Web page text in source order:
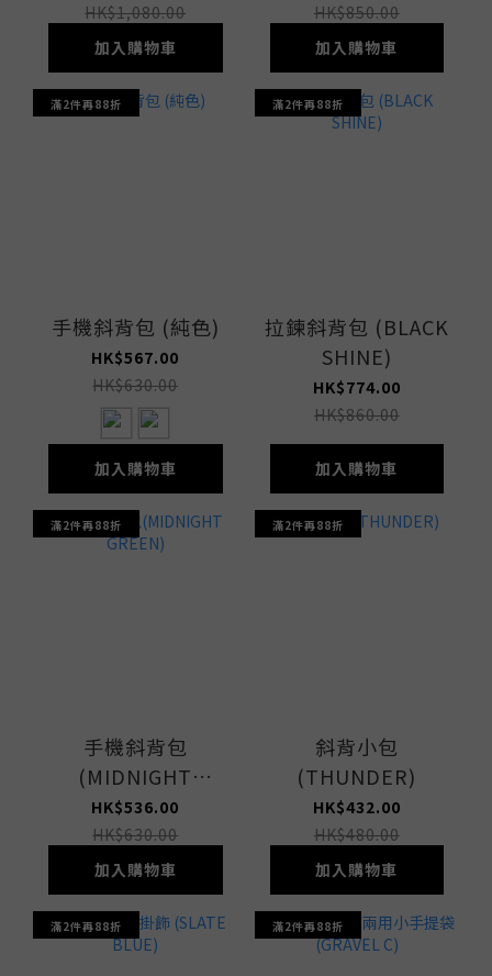
HK$1,080.00
加入購物車
HK$850.00
加入購物車
滿2件再88折
手機斜背包 (純色)
HK$567.00
HK$630.00
加入購物車
滿2件再88折
拉鍊斜背包 (BLACK
SHINE)
HK$774.00
HK$860.00
加入購物車
滿2件再88折
手機斜背包
(MIDNIGHT
GREEN)
HK$536.00
HK$630.00
加入購物車
滿2件再88折
斜背小包
(THUNDER)
HK$432.00
HK$480.00
加入購物車
滿2件再88折 滿2件再88折